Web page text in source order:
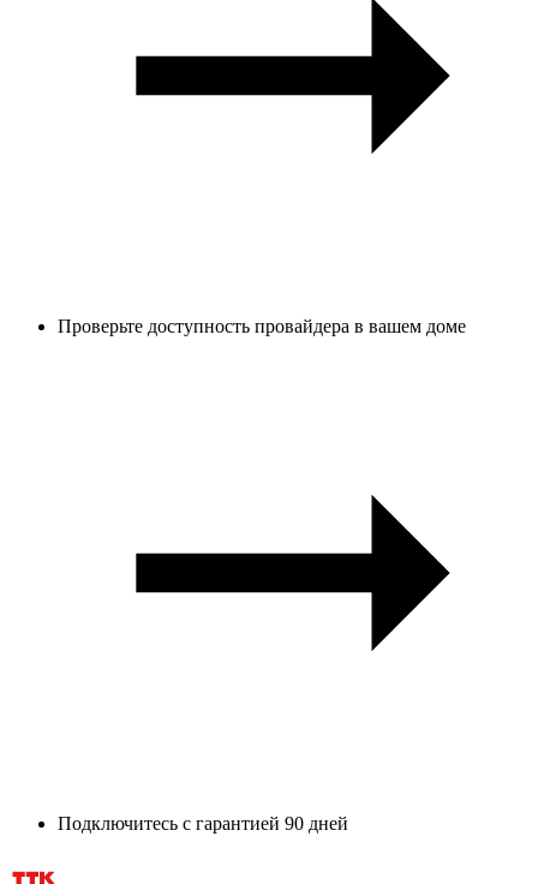
Проверьте доступность провайдера в вашем доме
Подключитесь с гарантией 90 дней